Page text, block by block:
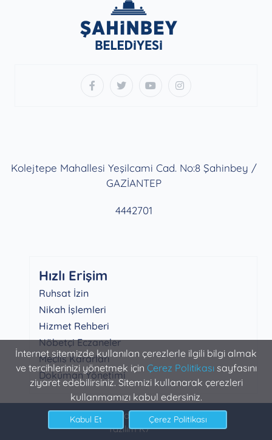
İnternet sitemizde kullanılan çerezlerle ilgili bilgi almak
ve tercihlerinizi yönetmek için Çerez Politikasısayfasını
ziyaret edebilirsiniz. Sitemizi kullanarak çerezleri
kullanmamızı kabul edersiniz.
Kolejtepe Mahallesi Yeşilcami Cad. No:8 Şahinbey /
GAZİANTEP
4442701
Hızlı Erişim
Ruhsat İzin
Nikah İşlemleri
Hizmet Rehberi
Nöbetçi Eczaneler
Meclis Kararları
Doküman Yönetimi
Şahinbey Belediyesi Bilgi İşlem
Yazılım K7